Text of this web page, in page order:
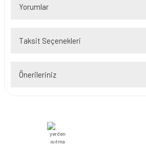
Yorumlar
Taksit Seçenekleri
Önerileriniz
iletebilirsiniz.
Görüş ve önerileriniz için teşekkür ederiz.